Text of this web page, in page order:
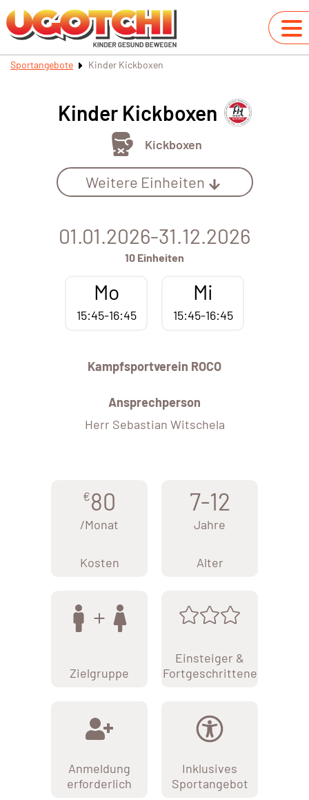
Sportangebote Kinder Kickboxen
Kinder Kickboxen
Kickboxen
Weitere Einheiten
01.01.2026-31.12.2026
10 Einheiten
Mo
15:45-16:45
Mi
15:45-16:45
Kampfsportverein ROCO
Ansprechperson
Herr Sebastian Witschela
€80
/Monat
Kosten
7-12
Jahre
Alter
Zielgruppe
Einsteiger &
Fortgeschrittene
Anmeldung
erforderlich
Inklusives
Sportangebot